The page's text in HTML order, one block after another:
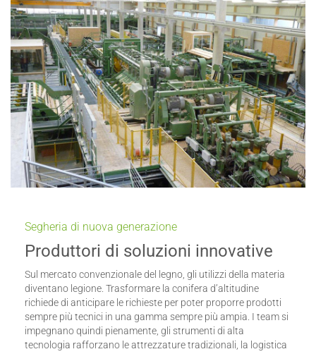
Segheria di nuova generazione
Produttori di soluzioni innovative
Sul mercato convenzionale del legno, gli utilizzi della materia
diventano legione. Trasformare la conifera d’altitudine
richiede di anticipare le richieste per poter proporre prodotti
sempre più tecnici in una gamma sempre più ampia. I team si
impegnano quindi pienamente, gli strumenti di alta
tecnologia rafforzano le attrezzature tradizionali, la logistica